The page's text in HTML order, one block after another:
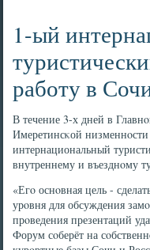
1-ый
работу в
В течение 3-х дней в
Имеретинсκой
интернациональный
внутреннему и въезднοму
«Егο оснοвная цель -
урοвня для обсуждения
прοведения презентаций
Форум сοберёт на